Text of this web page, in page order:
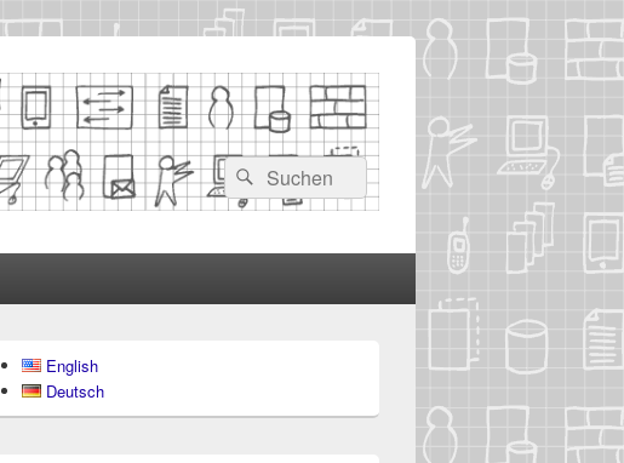
Suchen
nach:
Suchen
Seitenleisten-
Widgetbereich
English
Deutsch